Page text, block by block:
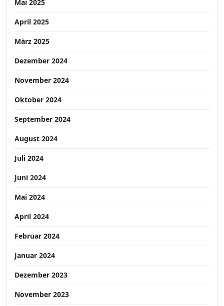
Mai 2025
April 2025
März 2025
Dezember 2024
November 2024
Oktober 2024
September 2024
August 2024
Juli 2024
Juni 2024
Mai 2024
April 2024
Februar 2024
Januar 2024
Dezember 2023
November 2023